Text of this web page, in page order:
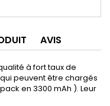
AVIS
à fort taux de
peuvent être chargés
en 3300 mAh ). Leur